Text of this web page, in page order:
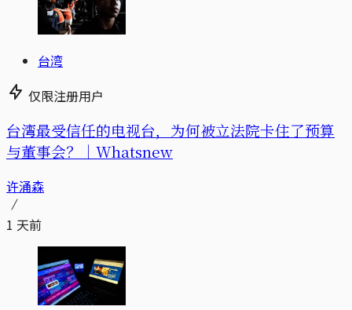
台湾
仅限注册用户
台湾最受信任的电视台，为何被立法院卡住了预算
与董事会？｜Whatsnew
许涌森
1 天前